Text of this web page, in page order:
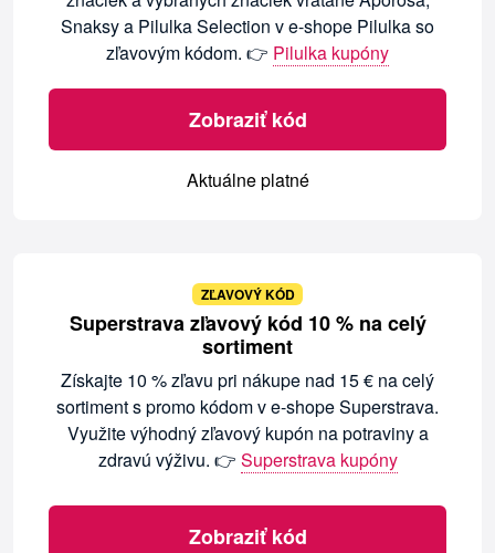
Snaksy a Pilulka Selection v e-shope Pilulka so
zľavovým kódom. 👉 Pilulka kupóny
Zobraziť kód
Aktuálne platné
ZĽAVOVÝ KÓD
Superstrava zľavový kód 10 % na celý
sortiment
Získajte 10 % zľavu pri nákupe nad 15 € na celý
sortiment s promo kódom v e-shope Superstrava.
Využite výhodný zľavový kupón na potraviny a
zdravú výživu. 👉 Superstrava kupóny
Zobraziť kód